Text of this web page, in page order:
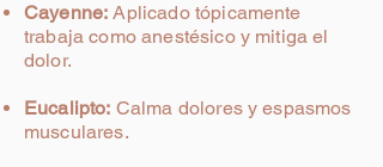
Cayenne: Aplicado tópicamente
trabaja comoanestésico y mitiga el
dolor.
Eucalipto: Calma dolores y espasmos
musculares.